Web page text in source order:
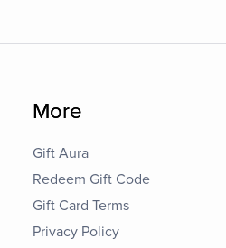
More
Gift Aura
Redeem Gift Code
Gift Card Terms
Privacy Policy